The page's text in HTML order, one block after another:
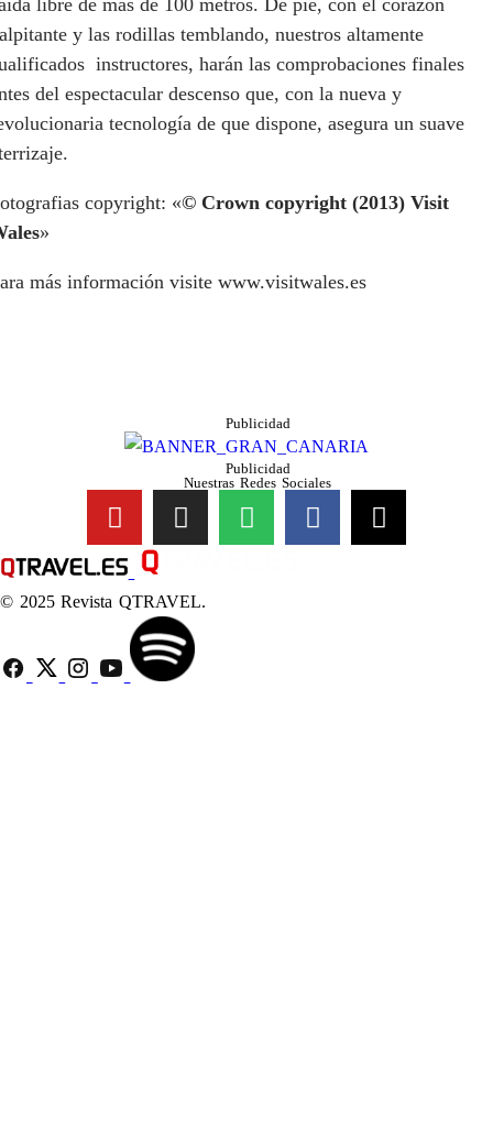
y las rodillas temblando, nuestros altamente
instructores, harán las comprobaciones finales
del espectacular descenso que, con la nueva y
tecnología de que dispone, asegura un suave
copyright: «© Crown copyright (2013) Visit
»
más información visite www.visitwales.es
Publicidad
Publicidad
Nuestras Redes Sociales
© 2025 Revista QTRAVEL.